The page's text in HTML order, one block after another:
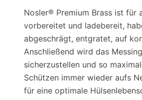
Nosler® Premium Brass ist für
vorbereitet und ladebereit,
abgeschrägt, entgratet, auf
Anschließend wird das
sicherzustellen und so
Schützen immer wieder aufs
für eine optimale